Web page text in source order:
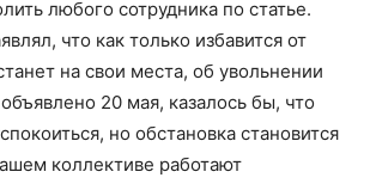
любого сотрудника по статье.
что как только избавится от
на свои места, об увольнении
20 мая, казалось бы, что
но обстановка становится
коллективе работают